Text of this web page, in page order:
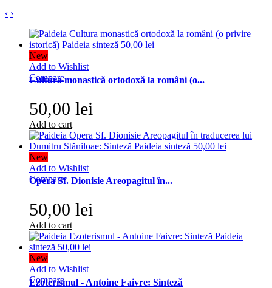
‹ ›
New
Add to Wishlist
Compare
Cultura monastică ortodoxă la români (o...
50,00 lei
Add to cart
New
Add to Wishlist
Compare
Opera Sf. Dionisie Areopagitul în...
50,00 lei
Add to cart
New
Add to Wishlist
Compare
Ezoterismul - Antoine Faivre: Sinteză